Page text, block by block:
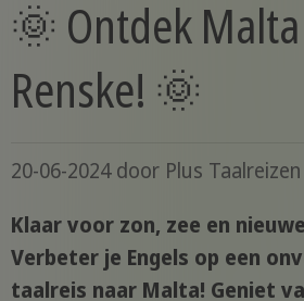
🌞 Ontdek
Renske! 🌞
20-06-2024door Plus Taalreizen
Klaar voor zon, zee en
Verbeter je Engels op een
taalreis naar Malta! Geniet